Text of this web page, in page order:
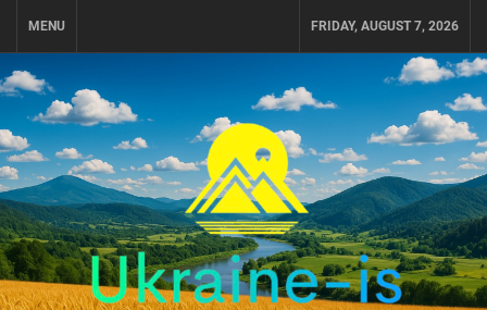
MENU FRIDAY, AUGUST 7, 2026